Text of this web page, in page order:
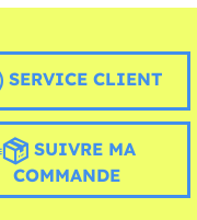
SERVICE CLIENT
SUIVRE MA
COMMANDE